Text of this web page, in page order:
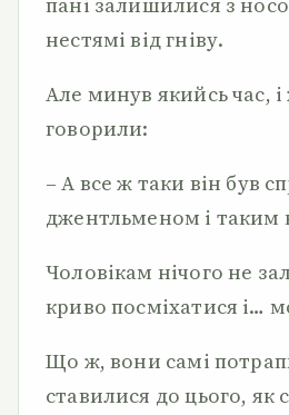
нестямі від гніву.
Але минув якийсь час,
говорили:
– А все ж таки він був
джентльменом і таким
Чоловікам нічого не
криво посміхатися і…
Що ж, вони самі
ставилися до цього, як